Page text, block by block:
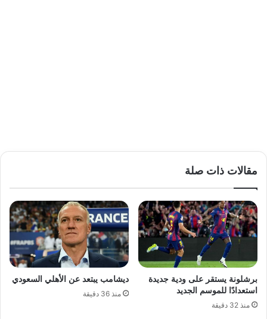
مقالات ذات صلة
برشلونة يستقر على ودية جديدة
استعدادًا للموسم الجديد
منذ 32 دقيقة
ديشامب يبتعد عن الأهلي السعودي
منذ 36 دقيقة